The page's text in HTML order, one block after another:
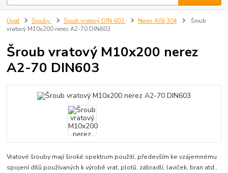
Úvod Šrouby Šroub vratový DIN 603 Nerez AISI 304
Šroub
vratový M10x200 nerez A2-70 DIN603
Šroub vratový M10x200 nerez
A2-70 DIN603
Vratové šrouby mají široké spektrum použití, především ke vzájemnému
spojení dílů používaných k výrobě vrat, plotů, zábradlí, laviček, bran atd.,